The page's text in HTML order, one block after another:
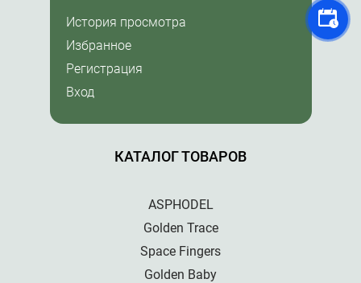
КАТАЛОГ ТОВАРОВ
ASPHODEL
Golden Trace
Space Fingers
Golden Baby
История просмотра
Избранное
Регистрация
Вход